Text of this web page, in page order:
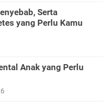
Serta
yang Perlu Kamu
Anak yang Perlu